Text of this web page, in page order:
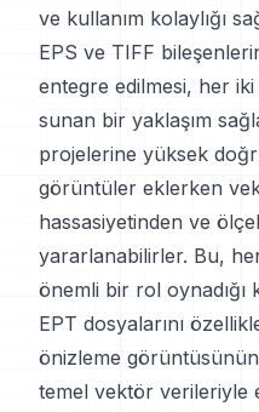
ve kullanım kolaylığı
EPS ve TIFF
entegre edilmesi, her
sunan bir yaklaşım
projelerine yüksek
görüntüler eklerken
hassasiyetinden ve
yararlanabilirler. Bu,
önemli bir rol oynadığı
EPT dosyalarını
önizleme görüntüsünün
temel vektör verileriyle